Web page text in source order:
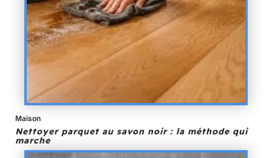
Maison
Nettoyer parquet au savon noir : la méthode qui
marche